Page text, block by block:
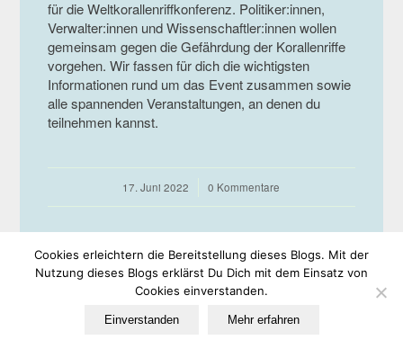
für die Weltkorallenriffkonferenz. Politiker:innen,
Verwalter:innen und Wissenschaftler:innen wollen
gemeinsam gegen die Gefährdung der Korallenriffe
vorgehen. Wir fassen für dich die wichtigsten
Informationen rund um das Event zusammen sowie
alle spannenden Veranstaltungen, an denen du
teilnehmen kannst.
17. Juni 2022
/ 0 Kommentare
Cookies erleichtern die Bereitstellung dieses Blogs. Mit der
Nutzung dieses Blogs erklärst Du Dich mit dem Einsatz von
Cookies einverstanden.
Einverstanden Mehr erfahren